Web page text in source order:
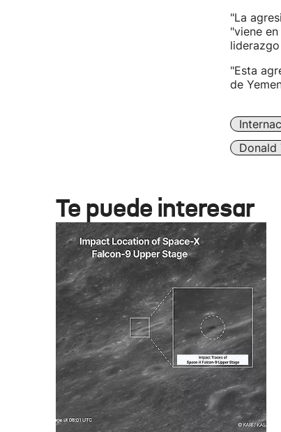
"La
"viene
"Esta
de
Donald
Te puede interesar